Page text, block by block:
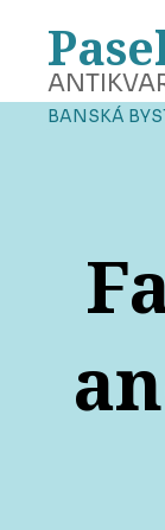
BANSKÁ